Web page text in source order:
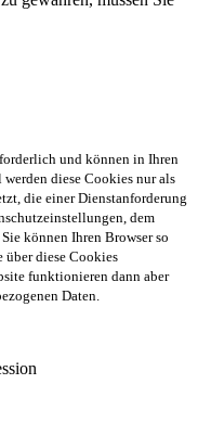
und können in Ihren
diese Cookies nur als
die einer Dienstanforderung
dem
können Ihren Browser so
über diese Cookies
funktionieren dann aber
Daten.